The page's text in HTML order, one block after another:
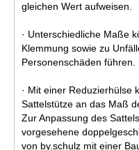
gleichen Wert aufweisen.
· Unterschiedliche Maße
Klemmung sowie zu
Personenschäden führen.
· Mit einer Reduzierhülse
Sattelstütze an das Maß
Zur Anpassung des
vorgesehene
von by.schulz mit einer